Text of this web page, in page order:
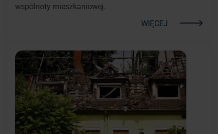
wspólnoty mieszkaniowej.
WIĘCEJ